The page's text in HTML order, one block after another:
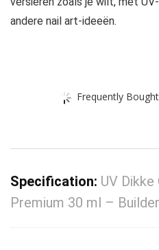
andere nail art-ideeën.
Frequently
Specification: UV
Premium 30 ml –